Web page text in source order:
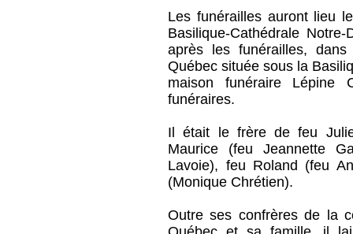
Les funérailles auront lieu
Basilique-Cathédrale
après les funérailles,
Québec située sous la
maison funéraire Lépine
funéraires.
Il était le frère de feu
Maurice (feu Jeannette
Lavoie), feu Roland (feu
(Monique Chrétien).
Outre ses confrères de la